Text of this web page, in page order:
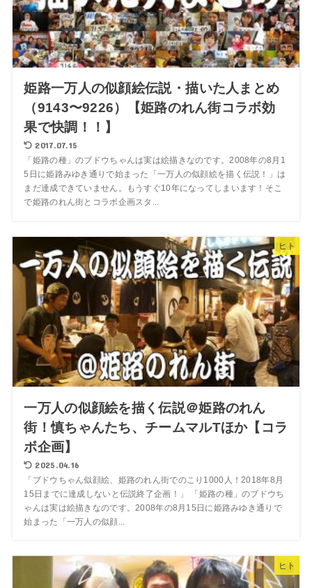
姫路一万人の似顔絵伝説・描いた人まとめ
（9143〜9226）【姫路のれん街コラボ効
果で快調！！】
2017.07.15
「姫路の種」のブドウちゃんは実は絵描きなのです。2008年の8月1
5日に姫路みゆき通りで始まった「一万人の似顔絵を描く伝説！」は
まだ達成できていません。もうすぐ10年になってしまいます！そこ
で姫路のれん街とコラボ企画スタ...
ヒト
一万人の似顔絵を描く伝説＠姫路のれん
街！慎ちゃんたち、チームマルTほか【コラ
ボ企画】
2025.04.16
「ブドウちゃん似顔絵、姫路のれん街でのこり1000人！2018年8月
15日までに達成しないと伝説終了企画！」 「姫路の種」のブドウち
ゃんは実は絵描きなのです。2008年の8月15日に姫路みゆき通りで
始まった「一万人の似顔...
ヒト